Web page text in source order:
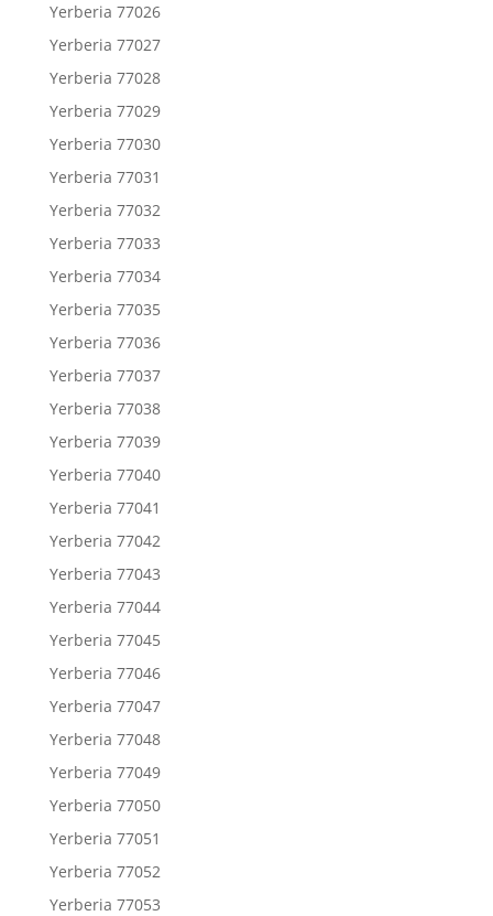
Yerberia 77026
Yerberia 77027
Yerberia 77028
Yerberia 77029
Yerberia 77030
Yerberia 77031
Yerberia 77032
Yerberia 77033
Yerberia 77034
Yerberia 77035
Yerberia 77036
Yerberia 77037
Yerberia 77038
Yerberia 77039
Yerberia 77040
Yerberia 77041
Yerberia 77042
Yerberia 77043
Yerberia 77044
Yerberia 77045
Yerberia 77046
Yerberia 77047
Yerberia 77048
Yerberia 77049
Yerberia 77050
Yerberia 77051
Yerberia 77052
Yerberia 77053